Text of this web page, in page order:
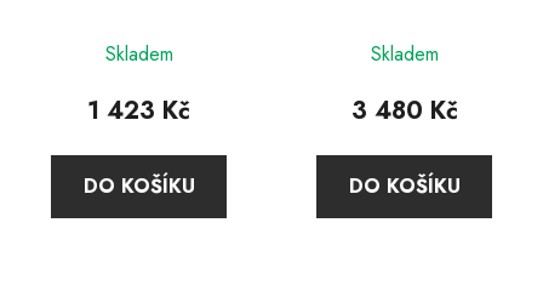
Skladem
1 423 Kč
DO KOŠÍKU
hodnocení
produktu
3,9
z
Skladem
3 480 Kč
DO KOŠÍKU